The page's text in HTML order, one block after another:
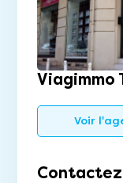
Viagimmo
Voir